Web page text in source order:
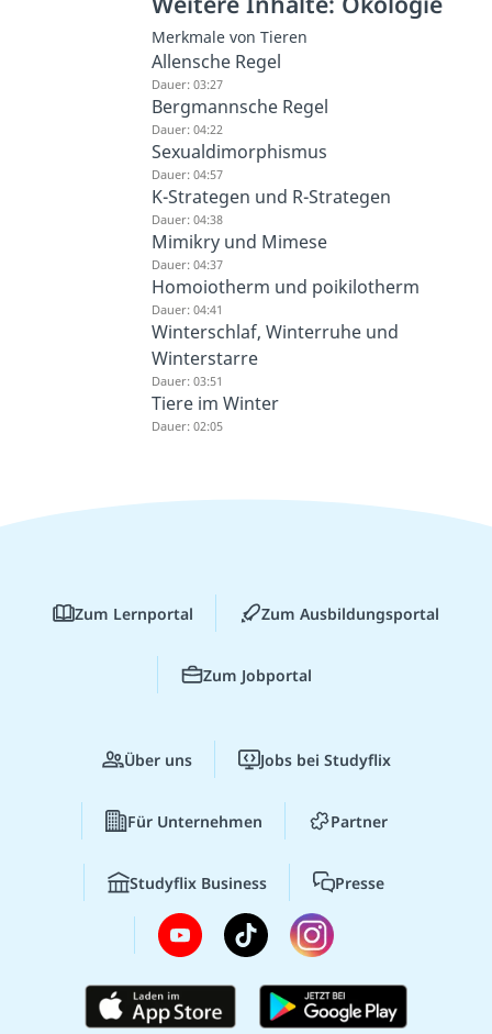
Merkmale von Tieren
Allensche Regel
Dauer: 03:27
Bergmannsche Regel
Dauer: 04:22
Sexualdimorphismus
Dauer: 04:57
K-Strategen und R-Strategen
Dauer: 04:38
Mimikry und Mimese
Dauer: 04:37
Homoiotherm und poikilotherm
Dauer: 04:41
Winterschlaf, Winterruhe und
Winterstarre
Dauer: 03:51
Tiere im Winter
Dauer: 02:05
Zum Lernportal Zum Ausbildungsportal
Zum Jobportal
Über uns Jobs bei Studyflix
Für Unternehmen Partner
Studyflix Business Presse